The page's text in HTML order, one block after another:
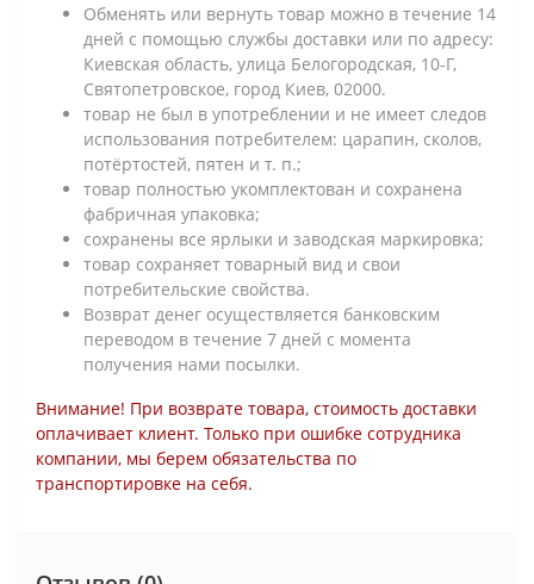
Обменять или вернуть товар можно в течение 14
дней с помощью службы доставки или по адресу:
Киевская область, улица Белогородская, 10-Г,
Святопетровское, город Киев, 02000.
товар не был в употреблении и не имеет следов
использования потребителем: царапин, сколов,
потёртостей, пятен и т. п.;
товар полностью укомплектован и сохранена
фабричная упаковка;
сохранены все ярлыки и заводская маркировка;
товар сохраняет товарный вид и свои
потребительские свойства.
Возврат денег осуществляется банковским
переводом в течение 7 дней с момента
получения нами посылки.
Внимание! При возврате товара, стоимость доставки
оплачивает клиент. Только при ошибке сотрудника
компании, мы берем обязательства по
транспортировке на себя.